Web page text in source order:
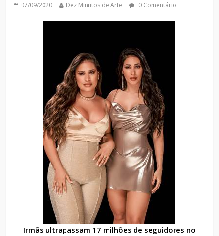
07/09/2020 Dez Minutos de Arte 0 Comentário
Irmãs ultrapassam 17 milhões de seguidores no